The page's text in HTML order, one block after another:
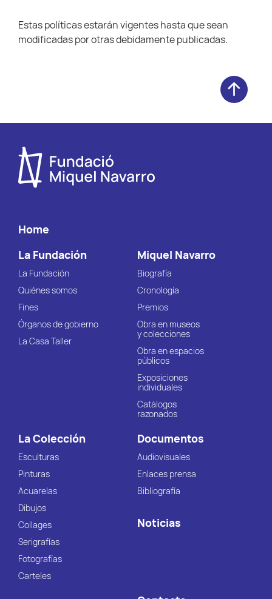
Estas políticas estarán vigentes hasta que sean
modificadas por otras debidamente publicadas.
Home
La Fundación
La Fundación
Quiénes somos
Fines
Órganos de gobierno
La Casa Taller
Miquel Navarro
Biografía
Cronología
Premios
Obra en museos
y colecciones
Obra en espacios
públicos
Exposiciones
individuales
Catálogos
razonados
La Colección
Esculturas
Pinturas
Acuarelas
Dibujos
Collages
Serigrafías
Fotografías
Carteles
Documentos
Audiovisuales
Enlaces prensa
Bibliografía
Noticias